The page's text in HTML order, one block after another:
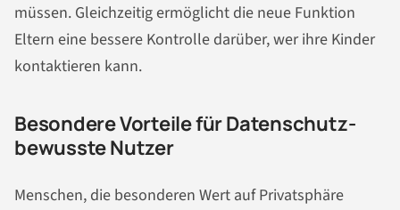
müssen. Gleichzeitig ermöglicht die neue Funktion
Eltern eine bessere Kontrolle darüber, wer ihre Kinder
kontaktieren kann.
Besondere Vorteile für Datenschutz-
bewusste Nutzer
Menschen, die besonderen Wert auf Privatsphäre